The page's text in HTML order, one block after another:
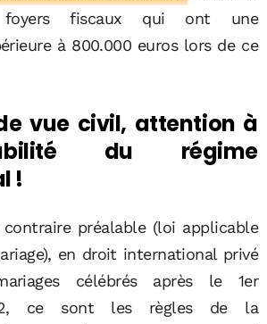
foyers fiscaux qui ont une
à 800.000 euros lors de ce
vue civil, attention à
du régime
!
préalable (loi applicable
en droit international privé
célébrés après le 1er
ce sont les règles de la